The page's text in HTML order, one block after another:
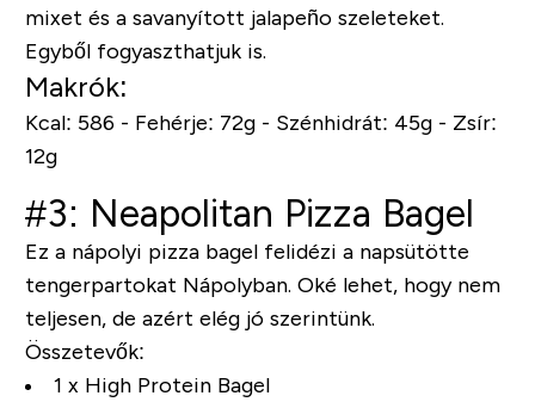
mixet és a savanyított jalapeño szeleteket.
Egyből fogyaszthatjuk is.
Makrók:
Kcal: 586 - Fehérje: 72g - Szénhidrát: 45g - Zsír:
12g
#3: Neapolitan Pizza Bagel
Ez a nápolyi pizza bagel felidézi a napsütötte
tengerpartokat Nápolyban. Oké lehet, hogy nem
teljesen, de azért elég jó szerintünk.
Összetevők:
1 x High Protein Bagel